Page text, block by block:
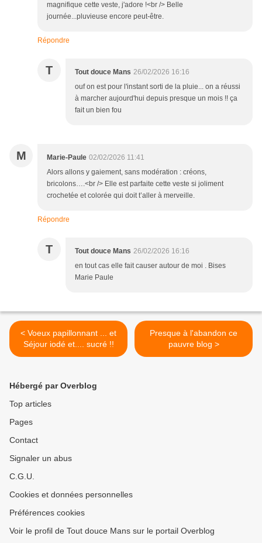
magnifique cette veste, j'adore !<br /> Belle
journée...pluvieuse encore peut-être.
Répondre
T Tout douce Mans 26/02/2026 16:16
ouf on est pour l'instant sorti de la pluie... on a réussi
à marcher aujourd'hui depuis presque un mois !! ça
fait un bien fou
M Marie-Paule 02/02/2026 11:41
Alors allons y gaiement, sans modération : créons,
bricolons….<br /> Elle est parfaite cette veste si joliment
crochetée et colorée qui doit t’aller à merveille.
Répondre
T Tout douce Mans 26/02/2026 16:16
en tout cas elle fait causer autour de moi . Bises
Marie Paule
< Voeux papillonnant ... et
Séjour iodé et.... sucré !!
Presque à l'abandon ce
pauvre blog >
Hébergé par Overblog
Top articles
Pages
Contact
Signaler un abus
C.G.U.
Cookies et données personnelles
Préférences cookies
Voir le profil de Tout douce Mans sur le portail Overblog